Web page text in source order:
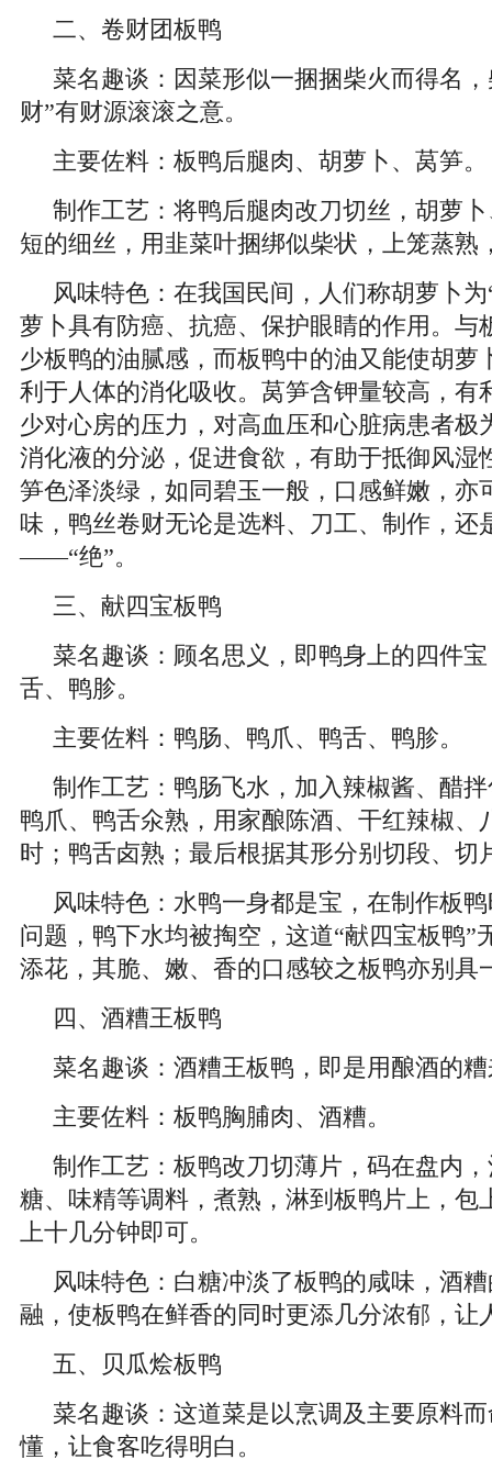
二、卷财团板鸭
菜名趣谈：因菜形似一捆捆柴火而得名
财”有财源滚滚之意。
主要佐料：板鸭后腿肉、胡萝卜、莴笋。
制作工艺：将鸭后腿肉改刀切丝，胡萝
短的细丝，用韭菜叶捆绑似柴状，上笼蒸熟
风味特色：在我国民间，人们称胡萝卜
萝卜具有防癌、抗癌、保护眼睛的作用。与
少板鸭的油腻感，而板鸭中的油又能使胡萝
利于人体的消化吸收。莴笋含钾量较高，有
少对心房的压力，对高血压和心脏病患者极
消化液的分泌，促进食欲，有助于抵御风湿
笋色泽淡绿，如同碧玉一般，口感鲜嫩，亦
味，鸭丝卷财无论是选料、刀工、制作，还
——“绝”。
三、献四宝板鸭
菜名趣谈：顾名思义，即鸭身上的四件
舌、鸭胗。
主要佐料：鸭肠、鸭爪、鸭舌、鸭胗。
制作工艺：鸭肠飞水，加入辣椒酱、醋
鸭爪、鸭舌氽熟，用家酿陈酒、干红辣椒、
时；鸭舌卤熟；最后根据其形分别切段、切
风味特色：水鸭一身都是宝，在制作板
问题，鸭下水均被掏空，这道“献四宝板鸭”
添花，其脆、嫩、香的口感较之板鸭亦别具
四、酒糟王板鸭
菜名趣谈：酒糟王板鸭，即是用酿酒的
主要佐料：板鸭胸脯肉、酒糟。
制作工艺：板鸭改刀切薄片，码在盘内
糖、味精等调料，煮熟，淋到板鸭片上，包
上十几分钟即可。
风味特色：白糖冲淡了板鸭的咸味，酒
融，使板鸭在鲜香的同时更添几分浓郁，让
五、贝瓜烩板鸭
菜名趣谈：这道菜是以烹调及主要原料
懂，让食客吃得明白。